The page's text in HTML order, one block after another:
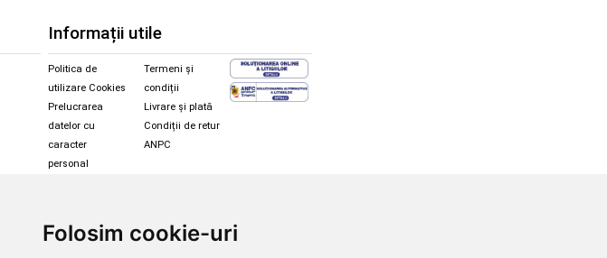
Folosim cookie-uri
Informații utile
Politica de
utilizare Cookies
Prelucrarea
datelor cu
caracter
personal
Termeni și
condiții
Livrare și plată
Condiții de retur
ANPC
Magazin snowboard
Îmbrăcăminte schi și snowboard